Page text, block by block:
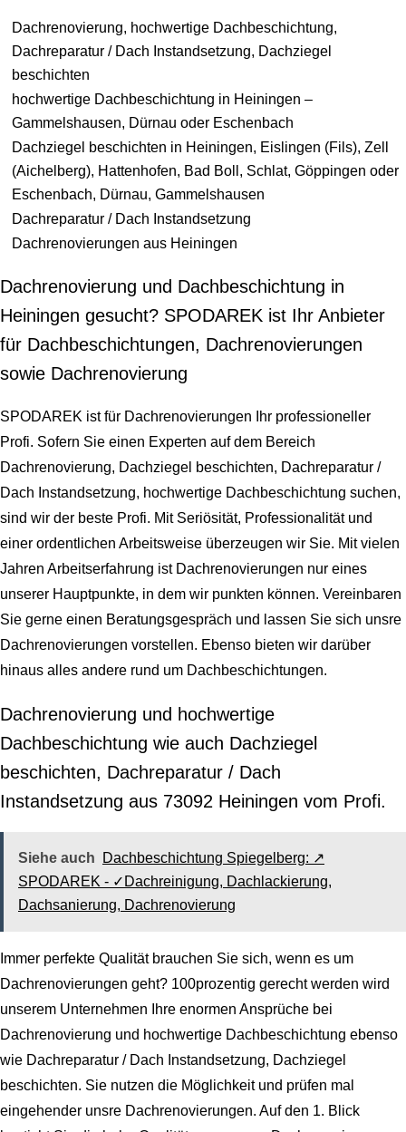
Dachrenovierung, hochwertige Dachbeschichtung,
Dachreparatur / Dach Instandsetzung, Dachziegel
beschichten
hochwertige Dachbeschichtung in Heiningen –
Gammelshausen, Dürnau oder Eschenbach
Dachziegel beschichten in Heiningen, Eislingen (Fils), Zell
(Aichelberg), Hattenhofen, Bad Boll, Schlat, Göppingen oder
Eschenbach, Dürnau, Gammelshausen
Dachreparatur / Dach Instandsetzung
Dachrenovierungen aus Heiningen
Dachrenovierung und Dachbeschichtung in
Heiningen gesucht? SPODAREK ist Ihr Anbieter
für Dachbeschichtungen, Dachrenovierungen
sowie Dachrenovierung
SPODAREK ist für Dachrenovierungen Ihr professioneller
Profi. Sofern Sie einen Experten auf dem Bereich
Dachrenovierung, Dachziegel beschichten, Dachreparatur /
Dach Instandsetzung, hochwertige Dachbeschichtung suchen,
sind wir der beste Profi. Mit Seriösität, Professionalität und
einer ordentlichen Arbeitsweise überzeugen wir Sie. Mit vielen
Jahren Arbeitserfahrung ist Dachrenovierungen nur eines
unserer Hauptpunkte, in dem wir punkten können. Vereinbaren
Sie gerne einen Beratungsgespräch und lassen Sie sich unsre
Dachrenovierungen vorstellen. Ebenso bieten wir darüber
hinaus alles andere rund um Dachbeschichtungen.
Dachrenovierung und hochwertige
Dachbeschichtung wie auch Dachziegel
beschichten, Dachreparatur / Dach
Instandsetzung aus 73092 Heiningen vom Profi.
Siehe auch
Dachbeschichtung Spiegelberg: ↗️
SPODAREK - ✓Dachreinigung, Dachlackierung,
Dachsanierung, Dachrenovierung
Immer perfekte Qualität brauchen Sie sich, wenn es um
Dachrenovierungen geht? 100prozentig gerecht werden wird
unserem Unternehmen Ihre enormen Ansprüche bei
Dachrenovierung und hochwertige Dachbeschichtung ebenso
wie Dachreparatur / Dach Instandsetzung, Dachziegel
beschichten. Sie nutzen die Möglichkeit und prüfen mal
eingehender unsre Dachrenovierungen. Auf den 1. Blick